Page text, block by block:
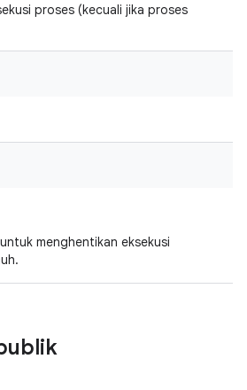
proses (kecuali jika proses
menghentikan eksekusi